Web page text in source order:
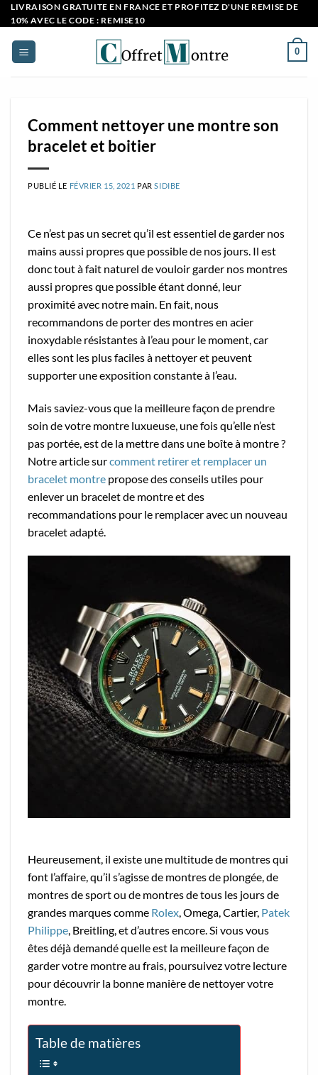
Passer
au
contenu
LIVRAISON GRATUITE EN FRANCE ET PROFITEZ D'UNE REMISE DE
10% AVEC LE CODE : REMISE10
0
Comment nettoyer une montre son
bracelet et boitier
PUBLIÉ LE FÉVRIER 15, 2021 PARSIDIBE
Ce n’est pas un secret qu’il est essentiel de garder nos
mains aussi propres que possible de nos jours. Il est
donc tout à fait naturel de vouloir garder nos montres
aussi propres que possible étant donné, leur
proximité avec notre main. En fait, nous
recommandons de porter des montres en acier
inoxydable résistantes à l’eau pour le moment, car
elles sont les plus faciles à nettoyer et peuvent
supporter une exposition constante à l’eau.
Mais saviez-vous que la meilleure façon de prendre
soin de votre montre luxueuse, une fois qu’elle n’est
pas portée, est de la mettre dans une boîte à montre ?
Notre article surcomment retirer et remplacer un
bracelet montre propose des conseils utiles pour
enlever un bracelet de montre et des
recommandations pour le remplacer avec un nouveau
bracelet adapté.
Heureusement, il existe une multitude de montres qui
font l’affaire, qu’il s’agisse de montres de plongée, de
montres de sport ou de montres de tous les jours de
grandes marques comme Rolex, Omega, Cartier, Patek
Philippe, Breitling, et d’autres encore. Si vous vous
êtes déjà demandé quelle est la meilleure façon de
garder votre montre au frais, poursuivez votre lecture
pour découvrir la bonne manière de nettoyer votre
montre.
Table de matières